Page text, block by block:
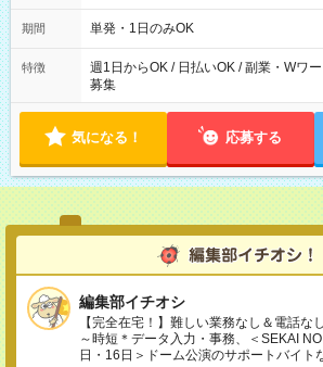
～21：00
期間 単発・1日のみOK
特徴
週1日からOK / 日払いOK / 副業・Wワ
募集
気になる！ 応募する
編集部イチオシ
【完全在宅！】難しい業務なし＆電話な
～時短＊データ入力・事務、＜SEKAI
日・16日＞ドーム公演のサポートバイト